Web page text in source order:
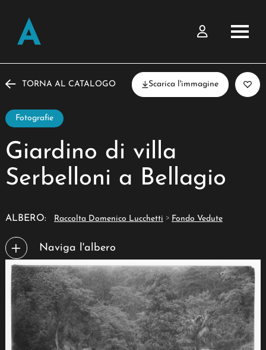
TORNA AL CATALOGO Scarica l'immagine
Fotografie
Giardino di villa
Serbelloni a Bellagio
ALBERO: Raccolta Domenico Lucchetti > Fondo Vedute
Naviga l'albero